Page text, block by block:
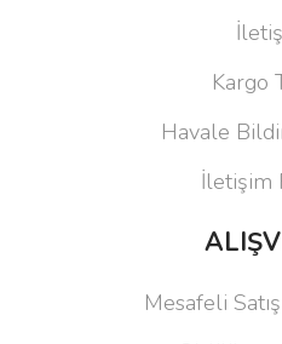
Kargo
Havale
İletişim
Mesafeli